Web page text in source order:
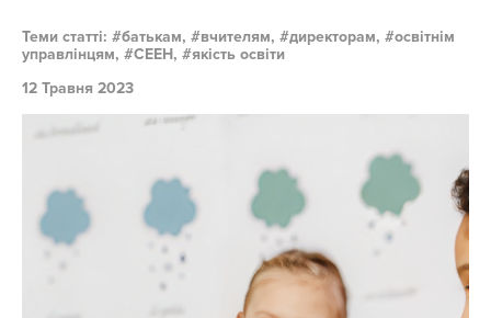
Теми статті: батькам, вчителям, директорам,
освітнім
управлінцям,
СЕЕН,
якість освіти
12 Травня 2023